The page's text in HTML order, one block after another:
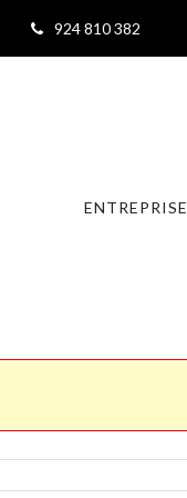
924 810 382
ENTREPRISE